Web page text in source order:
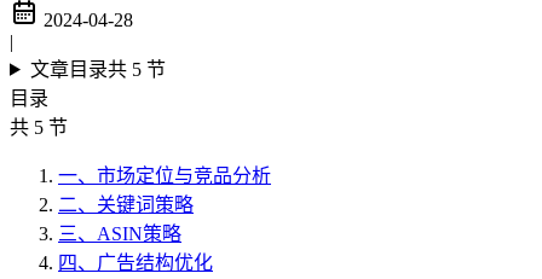
2024-04-28
|
文章目录共 5 节
目录
共 5 节
一、市场定位与竞品分析
二、关键词策略
三、ASIN策略
四、广告结构优化